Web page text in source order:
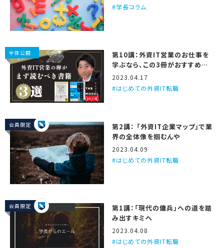
学長コラム
全体公開
第10講：外資IT営業のお仕事を
学ぶなら、この3冊がおすすめや
で
2023.04.17
はじめての外資IT転職
会員限定
第2講： 「外資IT企業マップ」で業
界の全体像を掴むんや
2023.04.09
はじめての外資IT転職
会員限定
第1講：「現代の傭兵」への道を踏
み出すキミへ
2023.04.08
はじめての外資IT転職